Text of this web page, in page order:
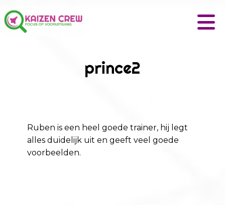
prince2
Ruben is een heel goede trainer, hij legt
alles duidelijk uit en geeft veel goede
voorbeelden.